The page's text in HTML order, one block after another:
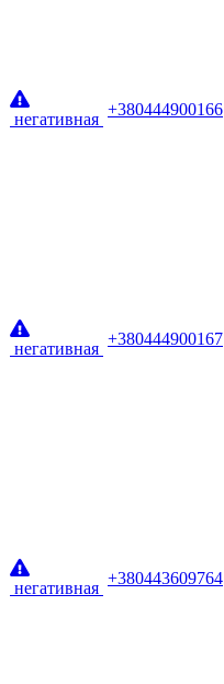
негативная
+380444900166
негативная
+380444900167
негативная
+380443609764